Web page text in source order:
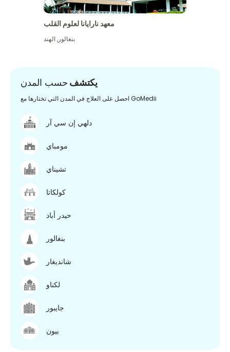
معهد نارايانا لعلوم القلب
بنغالور,الهند
يكتشف حسب المدن
احصل على العلاج في المدن التي تختارها مع GoMedii
دلهي إن سي آر
مومباي
تشيناي
كولكاتا
حيدر أباد
بنغالور
شانديغار
لكناو
جايبور
بيون